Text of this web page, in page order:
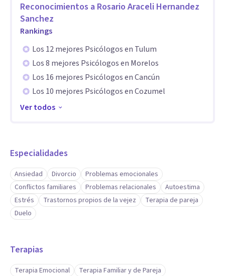
mayor claridad espiritual, cuando la energía se alinea, el
alma recuerda su camino y la vida comienza a fluir con
mayor paz, coherencia y sentido. Sanar es un acto de amor
hacia a ti y hacia quienes vinieron antes de ti.
Terapia a Distancia y Presencial en la ciudad de Cancún
Reconocimientos a Rosario Araceli Hernandez
Sanchez
Rankings
Los 12 mejores Psicólogos en Tulum
Los 8 mejores Psicólogos en Morelos
Los 16 mejores Psicólogos en Cancún
Los 10 mejores Psicólogos en Cozumel
Ver todos
Especialidades
Ansiedad Divorcio
Problemas emocionales
Conflictos familiares
Problemas relacionales
Autoestima
Estrés
Trastornos propios de la vejez
Terapia de pareja
Duelo
Terapias
Terapia Emocional
Terapia Familiar y de Pareja